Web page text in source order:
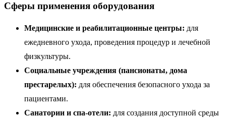
Сферы применения оборудования
Медицинские и реабилитационные центры: для
ежедневного ухода, проведения процедур и лечебной
физкультуры.
Социальные учреждения (пансионаты, дома
престарелых): для обеспечения безопасного ухода за
пациентами.
Санатории и спа-отели: для создания доступной среды